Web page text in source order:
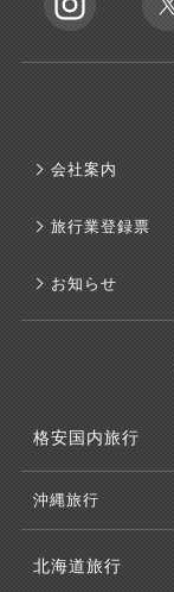
会社案内
旅行業登録票
お知らせ
格安国内旅行
沖縄旅行
北海道旅行